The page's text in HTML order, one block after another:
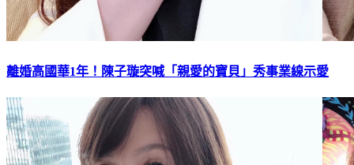
離婚高國華1年！陳子璇突喊「親愛的寶貝」秀事業線示愛